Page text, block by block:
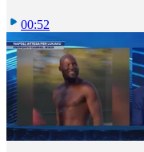
00:52